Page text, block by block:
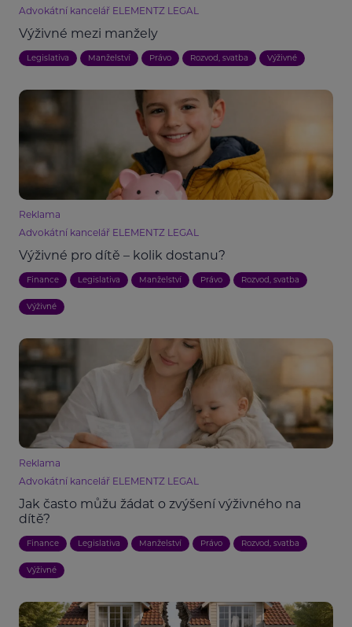
Advokátní kancelář ELEMENTZ LEGAL
Výživné mezi manžely
Legislativa Manželství Právo Rozvod, svatba Výživné
Reklama
Advokátní kancelář ELEMENTZ LEGAL
Výživné pro dítě – kolik dostanu?
Finance Legislativa Manželství Právo Rozvod, svatba
Výživné
Reklama
Advokátní kancelář ELEMENTZ LEGAL
Jak často můžu žádat o zvýšení výživného na
dítě?
Finance Legislativa Manželství Právo Rozvod, svatba
Výživné